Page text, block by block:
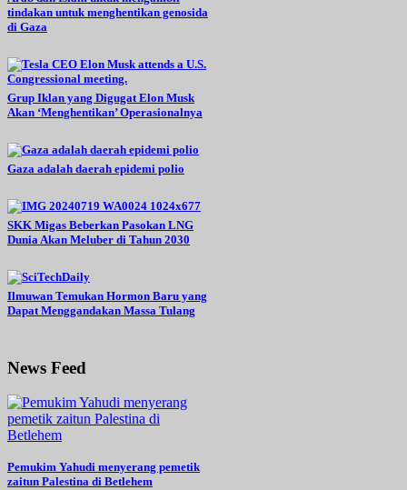
tindakan untuk menghentikan genosida
di Gaza
Grup Iklan yang Digugat Elon Musk
Akan ‘Menghentikan’ Operasionalnya
Gaza adalah daerah epidemi polio
SKK Migas Beberkan Pasokan LNG
Dunia Akan Meluber di Tahun 2030
Ilmuwan Temukan Hormon Baru yang
Dapat Menggandakan Massa Tulang
News Feed
Pemukim Yahudi menyerang pemetik
zaitun Palestina di Betlehem